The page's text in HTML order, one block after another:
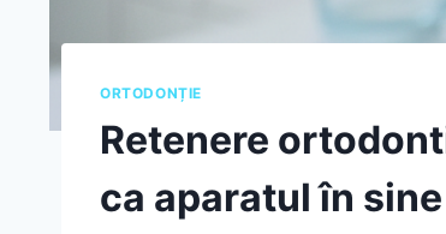
ORTODONȚIE
Retenere
ca aparatul în sine